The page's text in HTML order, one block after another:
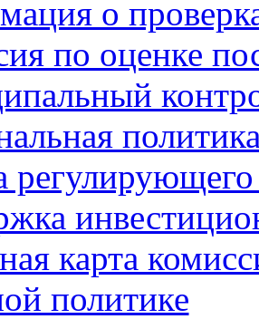
о
по оценке
регулирующего
карта
политике